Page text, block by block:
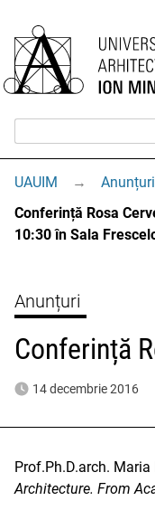
UAUIM → Anunțuri
Conferință Rosa
10:30 în Sala
Anunțuri
Conferință
14 decembrie 2016
Prof.Ph.D.arch. Maria
Architecture. From